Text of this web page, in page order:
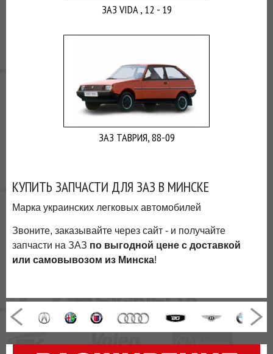
ЗАЗ VIDA , 12 - 19
ЗАЗ ТАВРИЯ, 88-09
КУПИТЬ ЗАПЧАСТИ ДЛЯ ЗАЗ В МИНСКЕ
Марка украинских легковых автомобилей
Звоните, заказывайте через сайт - и получайте
запчасти на ЗАЗ по выгодной цене с доставкой
или самовывозом из Минска!